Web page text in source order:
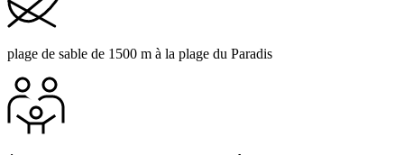
plage de sable de 1500 m à la plage du Paradis